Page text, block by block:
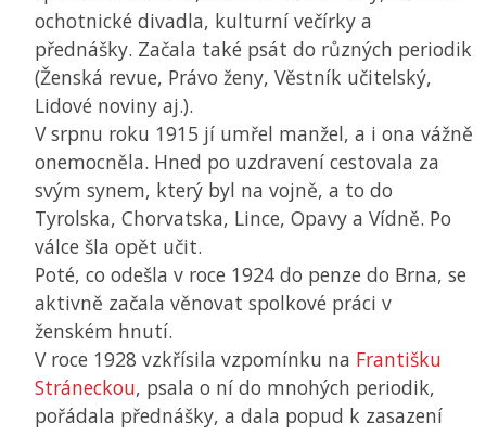
ochotnické divadla, kulturní večírky a
přednášky. Začala také psát do různých periodik
(Ženská revue, Právo ženy, Věstník učitelský,
Lidové noviny aj.).
V srpnu roku 1915 jí umřel manžel, a i ona vážně
onemocněla. Hned po uzdravení cestovala za
svým synem, který byl na vojně, a to do
Tyrolska, Chorvatska, Lince, Opavy a Vídně. Po
válce šla opět učit.
Poté, co odešla v roce 1924 do penze do Brna, se
aktivně začala věnovat spolkové práci v
ženském hnutí.
V roce 1928 vzkřísila vzpomínku na Františku
Stráneckou, psala o ní do mnohých periodik,
pořádala přednášky, a dala popud k zasazení